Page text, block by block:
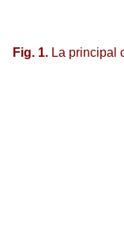
Fig. 1. La principal